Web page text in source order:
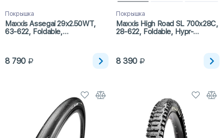
Покрышка
Maxxis Assegai 29x2.50WT,
63-622, Foldable,
8 790
Покрышка
Maxxis High Road SL 700x28C,
28-622, Foldable, Hypr-
8 390